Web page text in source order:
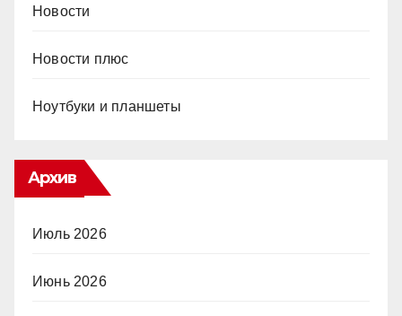
Новости
Новости плюс
Ноутбуки и планшеты
Архив
Июль 2026
Июнь 2026